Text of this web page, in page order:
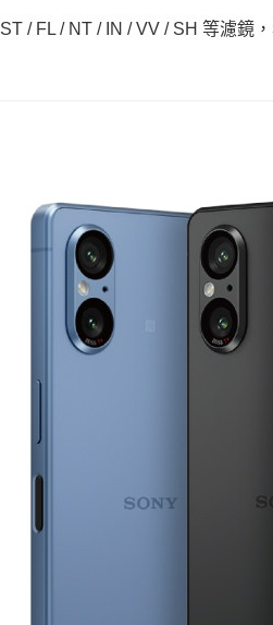
/ FL / NT / IN / VV / SH 等濾鏡